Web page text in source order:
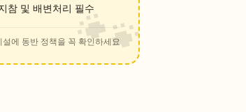
참 및 배변처리 필수
설에 동반 정책을 꼭 확인하세요